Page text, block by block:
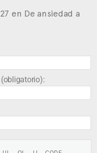
en De ansiedad a